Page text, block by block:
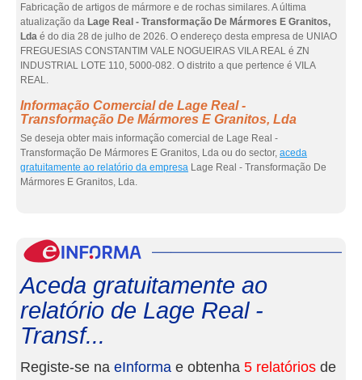
Fabricação de artigos de mármore e de rochas similares. A última
atualização da Lage Real - Transformação De Mármores E Granitos,
Lda é do dia 28 de julho de 2026. O endereço desta empresa de UNIAO
FREGUESIAS CONSTANTIM VALE NOGUEIRAS VILA REAL é ZN
INDUSTRIAL LOTE 110, 5000-082. O distrito a que pertence é VILA
REAL.
Informação Comercial de Lage Real -
Transformação De Mármores E Granitos, Lda
Se deseja obter mais informação comercial de Lage Real -
Transformação De Mármores E Granitos, Lda ou do sector, aceda
gratuitamente ao relatório da empresa Lage Real - Transformação De
Mármores E Granitos, Lda.
Aceda gratuitamente ao
relatório de Lage Real -
Transf...
Registe-se na eInforma e obtenha 5 relatórios de